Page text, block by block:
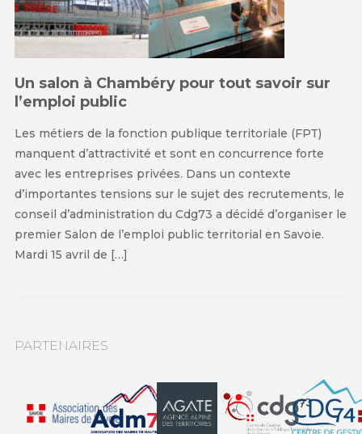
Un salon à Chambéry pour tout savoir sur
l’emploi public
Les métiers de la fonction publique territoriale (FPT)
manquent d’attractivité et sont en concurrence forte
avec les entreprises privées. Dans un contexte
d’importantes tensions sur le sujet des recrutements, le
conseil d’administration du Cdg73 a décidé d’organiser le
premier Salon de l’emploi public territorial en Savoie.
Mardi 15 avril de […]
PARTENAIRES